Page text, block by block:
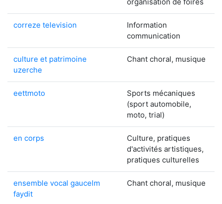
correze television
Information
communication
culture et patrimoine
uzerche
Chant choral, musique
eettmoto
Sports mécaniques
(sport automobile,
moto, trial)
en corps
Culture, pratiques
d'activités artistiques,
pratiques culturelles
ensemble vocal gaucelm
faydit
Chant choral, musique